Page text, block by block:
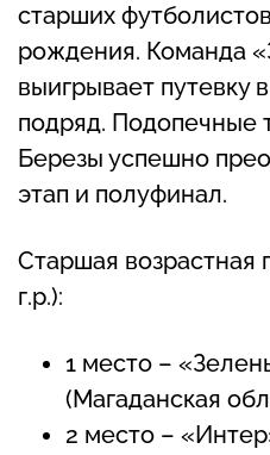
старших
рождения. Команда
выигрывает путевку
подряд. Подопечные
Березы успешно
этап и полуфинал.
Старшая возрастная
г.р.):
1 место –
(Магаданская
2 место –